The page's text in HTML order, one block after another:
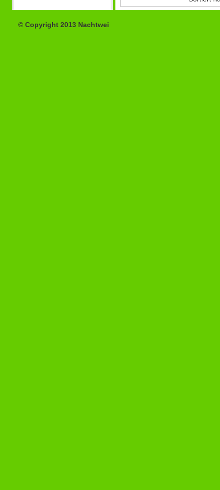
© Copyright 2013 Nachtwei